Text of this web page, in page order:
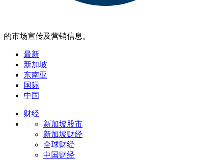
的市场宣传及营销信息。
最新
新加坡
东南亚
国际
中国
财经
新加坡股市
新加坡财经
全球财经
中国财经